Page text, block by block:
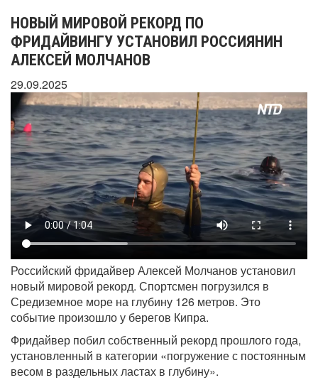
НОВЫЙ МИРОВОЙ РЕКОРД ПО
ФРИДАЙВИНГУ УСТАНОВИЛ РОССИЯНИН
АЛЕКСЕЙ МОЛЧАНОВ
29.09.2025
Российский фридайвер Алексей Молчанов установил
новый мировой рекорд. Спортсмен погрузился в
Средиземное море на глубину 126 метров. Это
событие произошло у берегов Кипра.
Фридайвер побил собственный рекорд прошлого года,
установленный в категории «погружение с постоянным
весом в раздельных ластах в глубину».